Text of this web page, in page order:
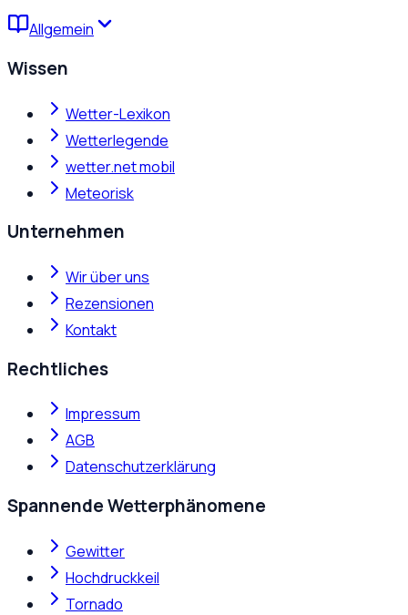
Allgemein
Wissen
Wetter-Lexikon
Wetterlegende
wetter.net mobil
Meteorisk
Unternehmen
Wir über uns
Rezensionen
Kontakt
Rechtliches
Impressum
AGB
Datenschutzerklärung
Spannende Wetterphänomene
Gewitter
Hochdruckkeil
Tornado